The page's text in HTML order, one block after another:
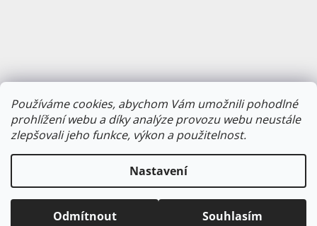
Používáme cookies, abychom Vám umožnili pohodlné
prohlížení webu a díky analýze provozu webu neustále
zlepšovali jeho funkce, výkon a použitelnost.
Nastavení
Odmítnout Souhlasím
E-mailová adresa
Odebírat novinky